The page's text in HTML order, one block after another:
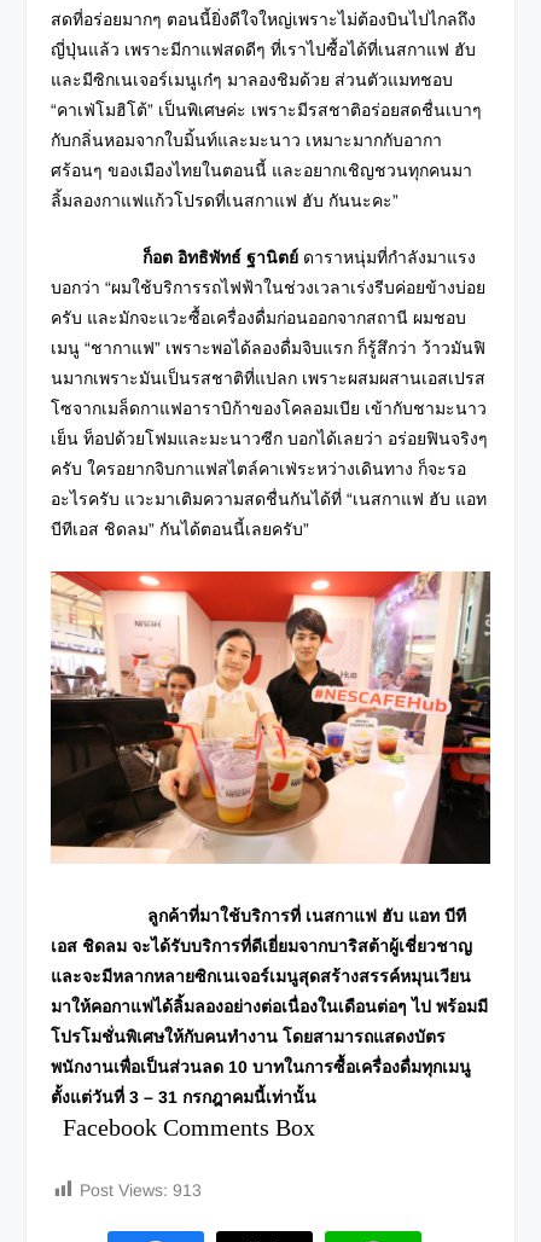
สดที่อร่อยมากๆ ตอนนี้ยิ่งดีใจใหญ่เพราะไม่ต้องบินไปไกลถึง
ญี่ปุ่นแล้ว เพราะมีกาแฟสดดีๆ ที่เราไปซื้อได้ที่เนสกาแฟ ฮับ
และมีซิกเนเจอร์เมนูเก๋ๆ มาลองชิมด้วย ส่วนตัวแมทชอบ
“คาเฟ่โมฮิโต้” เป็นพิเศษค่ะ เพราะมีรสชาติอร่อยสดชื่นเบาๆ
กับกลิ่นหอมจากใบมิ้นท์และมะนาว เหมาะมากกับอากา
ศร้อนๆ ของเมืองไทยในตอนนี้ และอยากเชิญชวนทุกคนมา
ลิ้มลองกาแฟแก้วโปรดที่เนสกาแฟ ฮับ กันนะคะ”
ก็อต อิทธิพัทธ์ ฐานิตย์ ดาราหนุ่มที่กำลังมาแรง
บอกว่า “ผมใช้บริการรถไฟฟ้าในช่วงเวลาเร่งรีบค่อยข้างบ่อย
ครับ และมักจะแวะซื้อเครื่องดื่มก่อนออกจากสถานี ผมชอบ
เมนู “ชากาแฟ” เพราะพอได้ลองดื่มจิบแรก ก็รู้สึกว่า ว้าวมันฟิ
นมากเพราะมันเป็นรสชาติที่แปลก เพราะผสมผสานเอสเปรส
โซจากเมล็ดกาแฟอาราบิก้าของโคลอมเบีย เข้ากับชามะนาว
เย็น ท็อปด้วยโฟมและมะนาวซีก บอกได้เลยว่า อร่อยฟินจริงๆ
ครับ ใครอยากจิบกาแฟสไตล์คาเฟ่ระหว่างเดินทาง ก็จะรอ
อะไรครับ แวะมาเติมความสดชื่นกันได้ที่ “เนสกาแฟ ฮับ แอท
บีทีเอส ชิดลม” กันได้ตอนนี้เลยครับ”
ลูกค้าที่มาใช้บริการที่ เนสกาแฟ ฮับ แอท บีที
เอส ชิดลม จะได้รับบริการที่ดีเยี่ยมจากบาริสต้าผู้เชี่ยวชาญ
และจะมีหลากหลายซิกเนเจอร์เมนูสุดสร้างสรรค์หมุนเวียน
มาให้คอกาแฟได้ลิ้มลองอย่างต่อเนื่องในเดือนต่อๆ ไป พร้อมมี
โปรโมชั่นพิเศษให้กับคนทำงาน โดยสามารถแสดงบัตร
พนักงานเพื่อเป็นส่วนลด 10 บาทในการซื้อเครื่องดื่มทุกเมนู
ตั้งแต่วันที่ 3 – 31 กรกฎาคมนี้เท่านั้น
Facebook Comments Box
Post Views: 913